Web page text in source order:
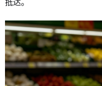
抵达。